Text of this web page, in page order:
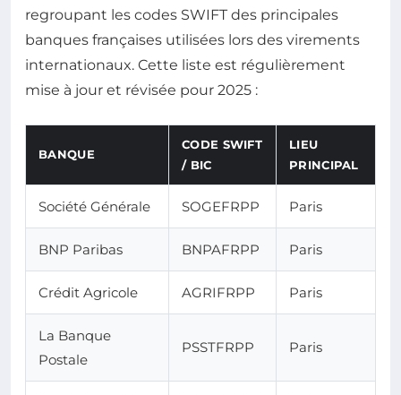
regroupant les codes SWIFT des principales
banques françaises utilisées lors des virements
internationaux. Cette liste est régulièrement
mise à jour et révisée pour 2025 :
BANQUE
CODE SWIFT
/ BIC
LIEU
PRINCIPAL
Société Générale SOGEFRPP Paris
BNP Paribas BNPAFRPP Paris
Crédit Agricole AGRIFRPP Paris
La Banque
Postale
PSSTFRPP Paris